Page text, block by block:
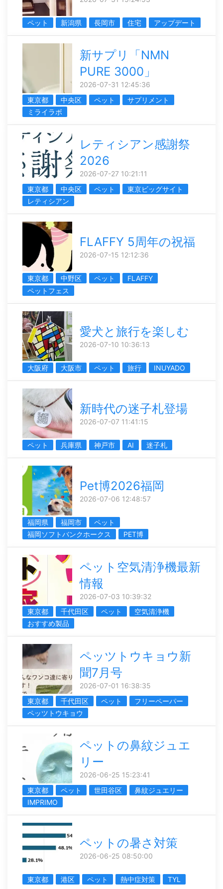
ペット 新潟県 長岡市 住宅 アップデート
新サプリ「NMN
PURE 3000」
2026-07-31 12:45:36
東京都
中央区 ペット
サプリメント
ミライラボ
レティシアン感謝祭
2026
2026-07-27 10:21:11
東京都
中央区 ペット
東京ビッグサイト
レティシアン
FLAFFY 5周年の祝福
2026-07-15 12:12:36
東京都 中野区 ペット
FLAFFY
ペットフェス
愛犬と旅行を楽しむ
2026-07-10 10:36:13
大阪府 大阪市 ペット 旅行 INUYADO
新時代の迷子札登場
2026-07-07 11:41:15
ペット 兵庫県 神戸市 AI 迷子札
Pet博2026福岡
2026-07-06 12:48:57
福岡県 福岡市
ペット
福岡ソフトバンクホークス
PET博
ペット空気清浄機最新
情報
2026-07-03 10:39:32
東京都
千代田区 ペット
空気清浄機
おすすめ製品
ペッツトウキョウ新
聞7月号
2026-07-01 16:38:35
東京都
千代田区 ペット
フリーペーパー
ペッツトウキョウ
ペットの鼻紋ジュエ
リー
2026-06-25 15:23:41
東京都
ペット 世田谷区
鼻紋ジュエリー
IMPRIMO
ペットの暑さ対策
2026-06-25 08:50:00
東京都 港区 ペット 熱中症対策 TYL